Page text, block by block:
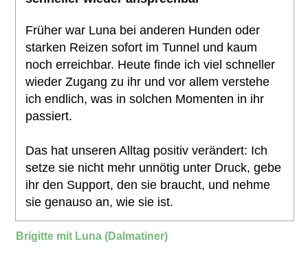
Früher war Luna bei anderen Hunden oder
starken Reizen sofort im Tunnel und kaum
noch erreichbar. Heute finde ich viel schneller
wieder Zugang zu ihr und vor allem verstehe
ich endlich, was in solchen Momenten in ihr
passiert.
Das hat unseren Alltag positiv verändert: Ich
setze sie nicht mehr unnötig unter Druck, gebe
ihr den Support, den sie braucht, und nehme
sie genauso an, wie sie ist.
Brigitte mit Luna (Dalmatiner)